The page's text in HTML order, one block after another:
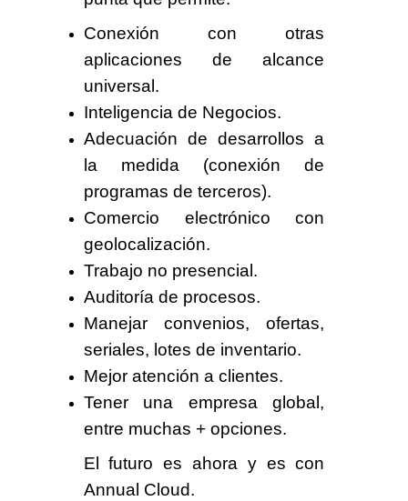
Conexión con otras
aplicaciones dealcance
universal .
Inteligencia de Negocios.
Adecuación de desarrollos a
la medida (conexión de
programas de terceros).
Comercio electrónico con
geolocalización.
Trabajo no presencial.
Auditoría de procesos.
Manejar convenios, ofertas,
seriales, lotes de inventario.
Mejor atención a clientes.
Tener una empresa global,
entre muchas + opciones.
El futuro es ahora y es con
Annual Cloud.